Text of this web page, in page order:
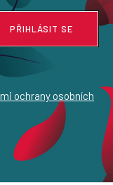
ochrany osobních
PŘIHLÁSIT SE